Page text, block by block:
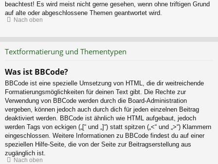
beachtest! Es wird meist nicht gerne gesehen, wenn ohne triftigen Grund
auf alte oder abgeschlossene Themen geantwortet wird.
Nach oben
Textformatierung und Thementypen
Was ist BBCode?
BBCode ist eine spezielle Umsetzung von HTML, die dir weitreichende
Formatierungsmöglichkeiten für deinen Text gibt. Die Rechte zur
Verwendung von BBCode werden durch die Board-Administration
vergeben, können jedoch auch durch dich für jeden einzelnen Beitrag
deaktiviert werden. BBCode ist ähnlich wie HTML aufgebaut, jedoch
werden Tags von eckigen („[“ und „]“) statt spitzen („<“ und „>“) Klammern
eingeschlossen. Weitere Informationen zu BBCode findest du auf einer
speziellen Hilfe-Seite, die von der Seite zur Beitragserstellung aus
zugänglich ist.
Nach oben